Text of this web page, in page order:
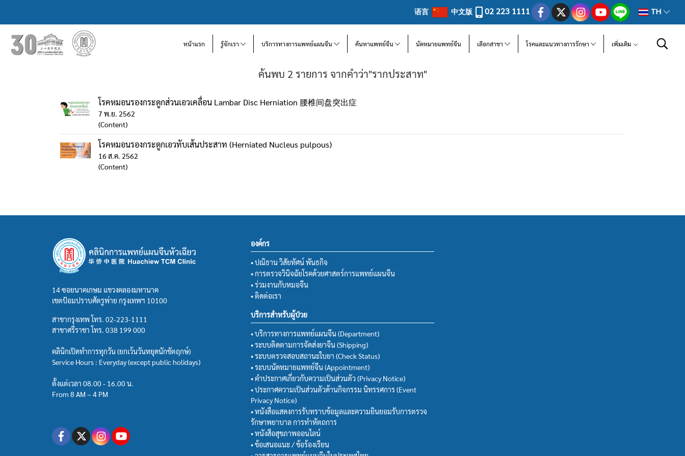
语言 中文版 02 223 1111 TH
หน้าแรก รู้จักเรา บริการทางการแพทย์แผนจีน ค้นหาแพทย์จีน นัดหมายแพทย์จีน เลือกสาขา โรคและแนวทางการรักษา เพิ่มเติม
ค้นพบ 2 รายการ จากคำว่า"รากประสาท"
โรคหมอนรองกระดูกส่วนเอวเคลื่อน Lambar Disc Herniation 腰椎间盘突出症
7 พ.ย. 2562
(Content)
โรคหมอนรองกระดูกเอวทับเส้นประสาท (Herniated Nucleus pulpous)
16 ส.ค. 2562
(Content)
14 ซอยนาคเกษม แขวงคลองมหานาค
เขตป้อมปราบศัตรูพ่าย กรุงเทพฯ 10100
สาขากรุงเทพ โทร. 02-223-1111
สาขาศรีราชา โทร. 038 199 000
คลินิกเปิดทำการทุกวัน (ยกเว้นวันหยุดนักขัตฤกษ์)
Service Hours : Everyday (except public holidays)
ตั้งแต่เวลา 08.00 - 16.00 น.
From 8 AM – 4 PM
องค์กร
• ปณิธาน วิสัยทัศน์ พันธกิจ
• การตรวจวินิจฉัยโรคด้วยศาสตร์การแพทย์แผนจีน
• ร่วมงานกับหมอจีน
• ติดต่อเรา
บริการสำหรับผู้ป่วย
• บริการทางการแพทย์แผนจีน (Department)
• ระบบติดตามการจัดส่งยาจีน (Shipping)
• ระบบตรวจสอบสถานะใบยา (Check Status)
• ระบบนัดหมายแพทย์จีน (Appointment)
• คำประกาศเกี่ยวกับความเป็นส่วนตัว (Privacy Notice)
• ประกาศความเป็นส่วนตัวด้านกิจกรรม นิทรรศการ (Event
Privacy Notice)
• หนังสือแสดงการรับทราบข้อมูลและความยินยอมรับการตรวจ
รักษาพยาบาล การทำหัตถการ
• หนังสือสุขภาพออนไลน์
• ข้อเสนอแนะ / ข้อร้องเรียน